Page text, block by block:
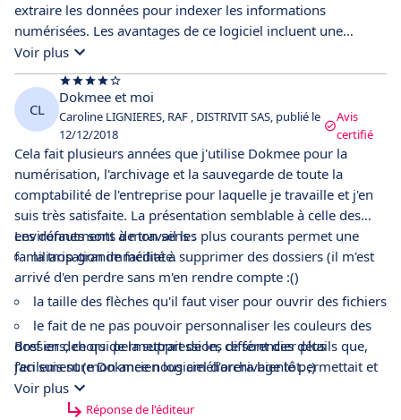
extraire les données pour indexer les informations
numérisées. Les avantages de ce logiciel incluent une
conception modulaire permettant la personnalisation du
flux de travail. Cependant, les étapes du flux de travail
minimisées en bas de la page peuvent être difficiles à
repérer, ce qui pourrait être amélioré en agrandissant ces
onglets pour plus de visibilité.
Voir plus
CL
Dokmee et moi
Caroline LIGNIERES, RAF , DISTRIVIT SAS, publié le
12/12/2018
Avis
certifié
Cela fait plusieurs années que j'utilise Dokmee pour la
numérisation, l'archivage et la sauvegarde de toute la
comptabilité de l'entreprise pour laquelle je travaille et j'en
suis très satisfaite. La présentation semblable à celle des
environnements de travail les plus courants permet une
familiarisation immédiate.
Les défauts sont à mon sens :
la trop grande facilité à supprimer des dossiers (il m'est
arrivé d'en perdre sans m'en rendre compte :()
la taille des flèches qu'il faut viser pour ouvrir des fichiers
le fait de ne pas pouvoir personnaliser les couleurs des
dossiers, ce qui permettrait de les différencier plus
facilement (mon ancien logiciel d'archivage le permettait et
c'était très pratique)
Bref en dehors de la suppression, ce sont des détails que,
j'en suis sure Dokmee nous améliorera bientôt. ;)
Voir plus
Réponse de l'éditeur